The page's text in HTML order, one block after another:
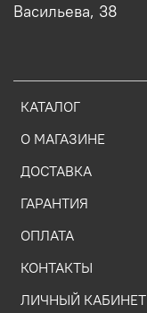
КАТАЛОГ
О МАГАЗИНЕ
ДОСТАВКА
ГАРАНТИЯ
ОПЛАТА
КОНТАКТЫ
ЛИЧНЫЙ КАБИНЕТ
Васильева, 38